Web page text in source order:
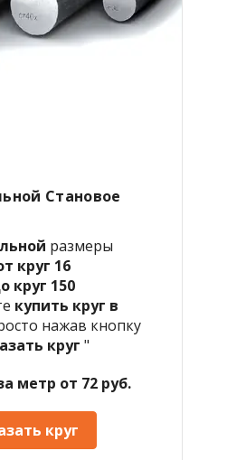
Становое
размеры
круг 16
круг 150
купить круг в
нажав кнопку
круг "
метр от 72 руб.
круг